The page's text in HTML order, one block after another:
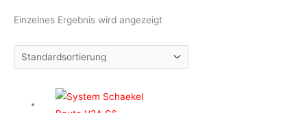
Einzelnes Ergebnis wird angezeigt